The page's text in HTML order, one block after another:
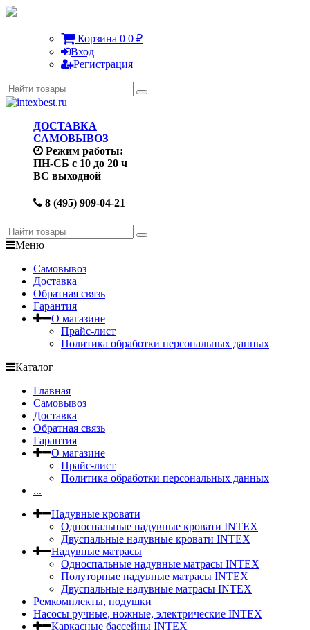
Корзина 0 0 ₽
Вход
Регистрация
ДОСТАВКА
САМОВЫВОЗ
Режим работы:
ПН-СБ с 10 до 20 ч
ВС выходной
8 (495) 909-04-21
Меню
Самовывоз
Доставка
Обратная связь
Гарантия
О магазине
Прайс-лист
Политика обработки персональных данных
Каталог
Главная
Самовывоз
Доставка
Обратная связь
Гарантия
О магазине
Прайс-лист
Политика обработки персональных данных
...
Надувные кровати
Односпальные надувные кровати INTEX
Двуспальные надувные кровати INTEX
Надувные матрасы
Односпальные надувные матрасы INTEX
Полуторные надувные матрасы INTEX
Двуспальные надувные матрасы INTEX
Ремкомплекты, подушки
Насосы ручные, ножные, электрические INTEX
Каркасные бассейны INTEX